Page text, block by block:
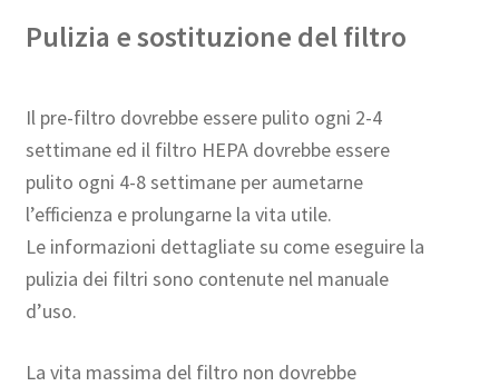
Pulizia e sostituzione del filtro
Il pre-filtro dovrebbe essere pulito ogni 2-4
settimane ed il filtro HEPA dovrebbe essere
pulito ogni 4-8 settimane per aumetarne
l’efficienza e prolungarne la vita utile.
Le informazioni dettagliate su come eseguire la
pulizia dei filtri sono contenute nel manuale
d’uso.
La vita massima del filtro non dovrebbe